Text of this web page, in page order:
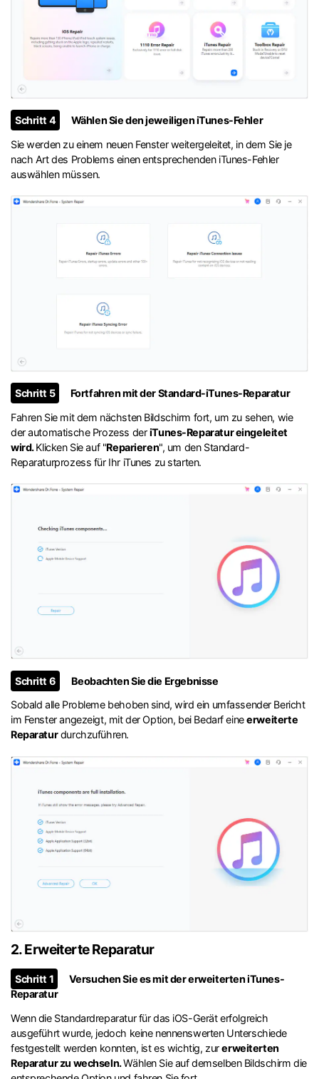
Schritt 4
Wählen Sie den jeweiligen iTunes-Fehler
Sie werden zu einem neuen Fenster weitergeleitet, in dem Sie je
nach Art des Problems einen entsprechenden iTunes-Fehler
auswählen müssen.
Schritt 5
Fortfahren mit der Standard-iTunes-Reparatur
Fahren Sie mit dem nächsten Bildschirm fort, um zu sehen, wie
der automatische Prozess deriTunes-Reparatur eingeleitet
wird.Klicken Sie auf "Reparieren", um den Standard-
Reparaturprozess für Ihr iTunes zu starten.
Schritt 6
Beobachten Sie die Ergebnisse
Sobald alle Probleme behoben sind, wird ein umfassender Bericht
im Fenster angezeigt, mit der Option, bei Bedarf eineerweiterte
Reparaturdurchzuführen.
2. Erweiterte Reparatur
Schritt 1
Versuchen Sie es mit der erweiterten iTunes-
Reparatur
Wenn die Standardreparatur für das iOS-Gerät erfolgreich
ausgeführt wurde, jedoch keine nennenswerten Unterschiede
festgestellt werden konnten, ist es wichtig, zurerweiterten
Reparatur zu wechseln.Wählen Sie auf demselben Bildschirm die